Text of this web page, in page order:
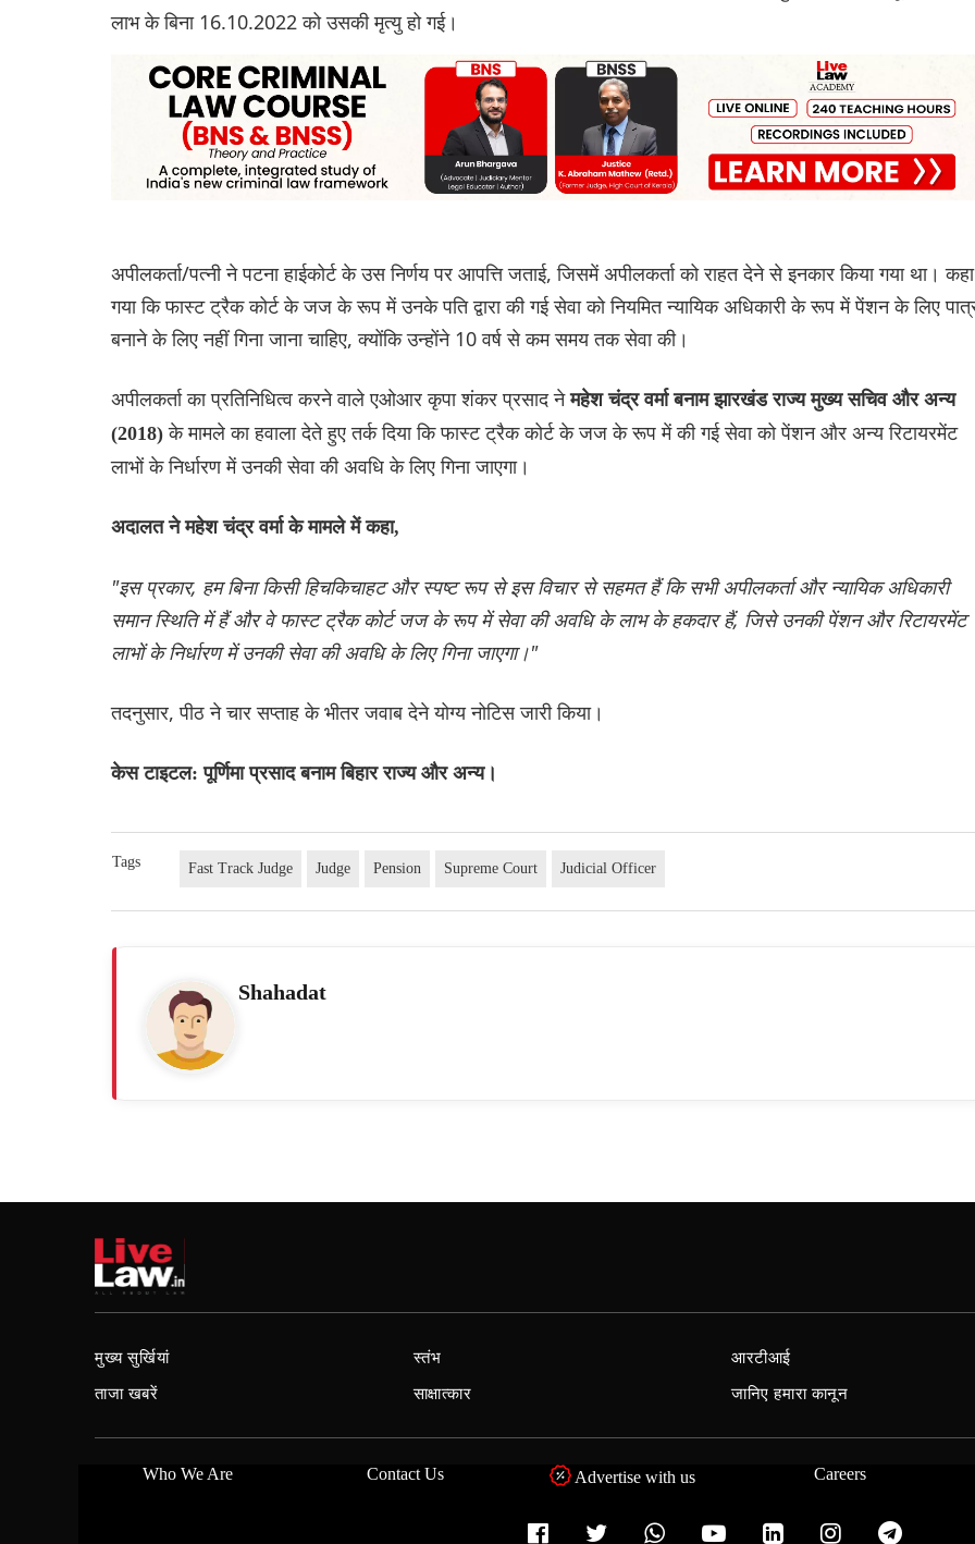
लाभ के बिना 16.10.2022 को उसकी मृत्यु हो गई।
अपीलकर्ता/पत्नी ने पटना हाईकोर्ट के उस निर्णय पर आपत्ति जताई, जिसमें अपीलकर्ता को राहत देने से इनकार किया गया था। कहा
गया कि फास्ट ट्रैक कोर्ट के जज के रूप में उनके पति द्वारा की गई सेवा को नियमित न्यायिक अधिकारी के रूप में पेंशन के लिए
बनाने के लिए नहीं गिना जाना चाहिए, क्योंकि उन्होंने 10 वर्ष से कम समय तक सेवा की।
अपीलकर्ता का प्रतिनिधित्व करने वाले एओआर कृपा शंकर प्रसाद नेमहेश चंद्र वर्मा बनाम झारखंड राज्य मुख्य सचिव और अन्य
(2018)के मामले का हवाला देते हुए तर्क दिया कि फास्ट ट्रैक कोर्ट के जज के रूप में की गई सेवा को पेंशन और अन्य रिटायरमेंट
लाभों के निर्धारण में उनकी सेवा की अवधि के लिए गिना जाएगा।
अदालत ने महेश चंद्र वर्मा के मामले में कहा,
"इस प्रकार, हम बिना किसी हिचकिचाहट और स्पष्ट रूप से इस विचार से सहमत हैं कि सभी अपीलकर्ता और न्यायिक अधिकारी
समान स्थिति में हैं और वे फास्ट ट्रैक कोर्ट जज के रूप में सेवा की अवधि के लाभ के हकदार हैं, जिसे उनकी पेंशन और रिटायरमेंट
लाभों के निर्धारण में उनकी सेवा की अवधि के लिए गिना जाएगा।"
तदनुसार, पीठ ने चार सप्ताह के भीतर जवाब देने योग्य नोटिस जारी किया।
केस टाइटल: पूर्णिमा प्रसाद बनाम बिहार राज्य और अन्य।
Tags Fast Track Judge Judge Pension Supreme Court Judicial Officer
Shahadat
मुख्य सुर्खियां
ताजा खबरें
स्तंभ
साक्षात्कार
आरटीआई
जानिए हमारा कानून
Who We Are Contact Us Advertise with us Careers